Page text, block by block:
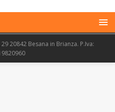
20842 Besana in Brianza. P.Iva: